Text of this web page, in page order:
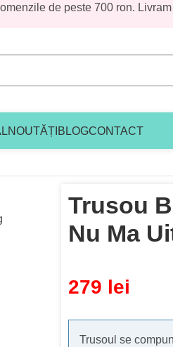
de peste 700 ron.
NOUTĂȚI BLOGCONTACT
Trusou
Nu Ma
279 lei
Trusoul se